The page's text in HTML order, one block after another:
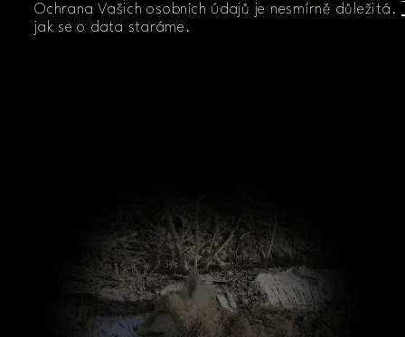
Ochrana Vašich osobních údajů je nesmírně důležitá.
jak se o data staráme.